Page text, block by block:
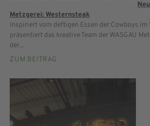
Metzgerei: Westernsteak
Inspiriert vom deftigen Essen der Cowboys im
präsentiert das kreative Team der WASGAU
der...
ZUM BEITRAG